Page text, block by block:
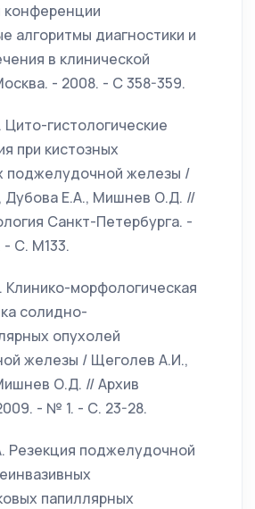
конференции
алгоритмы диагностики и
в клинической
- 2008. - С 358-359.
Цито-гистологические
при кистозных
поджелудочной железы /
Дубова Е.А., Мишнев О.Д. //
Санкт-Петербурга. -
С. М133.
Клинико-морфологическая
солидно-
опухолей
железы / Щеголев А.И.,
О.Д. // Архив
- № 1. - С. 23-28.
Резекция поджелудочной
папиллярных